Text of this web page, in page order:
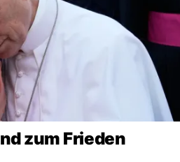
zum Frieden